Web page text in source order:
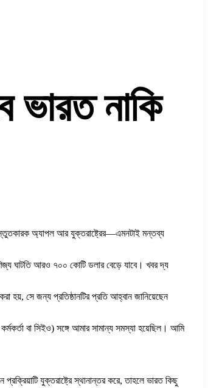
ভারত নাকি
অ্যাপল আর যুক্তরাষ্ট্রের—এমনটাই মন্তব্য
ঘাটতি আরও ৭০০ কোটি ডলার বেড়ে যাবে। খবর দ্য
হয়, সে জন্য প্রতিষ্ঠানটির প্রতি আহ্বান জানিয়েছেন
বা সিইও) সঙ্গে আমার সামান্য সমস্যা হয়েছিল। আমি
যুক্তরাষ্ট্রে স্থানান্তর করে, তাহলে ভারত কিছু